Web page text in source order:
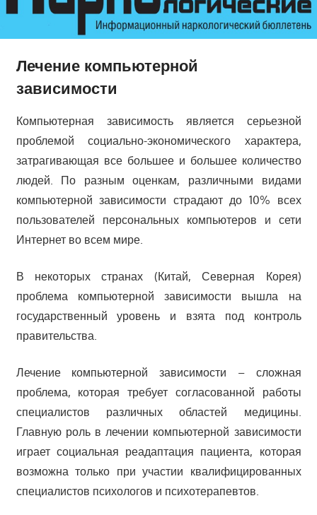
Лечение компьютерной
зависимости
Компьютерная зависимость является серьезной
проблемой социально-экономического характера,
затрагивающая все большее и большее количество
людей. По разным оценкам, различными видами
компьютерной зависимости страдают до 10% всех
пользователей персональных компьютеров и сети
Интернет во всем мире.
В некоторых странах (Китай, Северная Корея)
проблема компьютерной зависимости вышла на
государственный уровень и взята под контроль
правительства.
Лечение компьютерной зависимости – сложная
проблема, которая требует согласованной работы
специалистов различных областей медицины.
Главную роль в лечении компьютерной зависимости
играет социальная реадаптация пациента, которая
возможна только при участии квалифицированных
специалистов психологов и психотерапевтов.